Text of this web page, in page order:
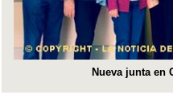
Nueva junta en